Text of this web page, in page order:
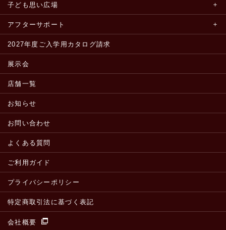
子ども思い広場
アフターサポート
2027年度ご入学用カタログ請求
展示会
店舗一覧
お知らせ
お問い合わせ
よくある質問
ご利用ガイド
プライバシーポリシー
特定商取引法に基づく表記
会社概要